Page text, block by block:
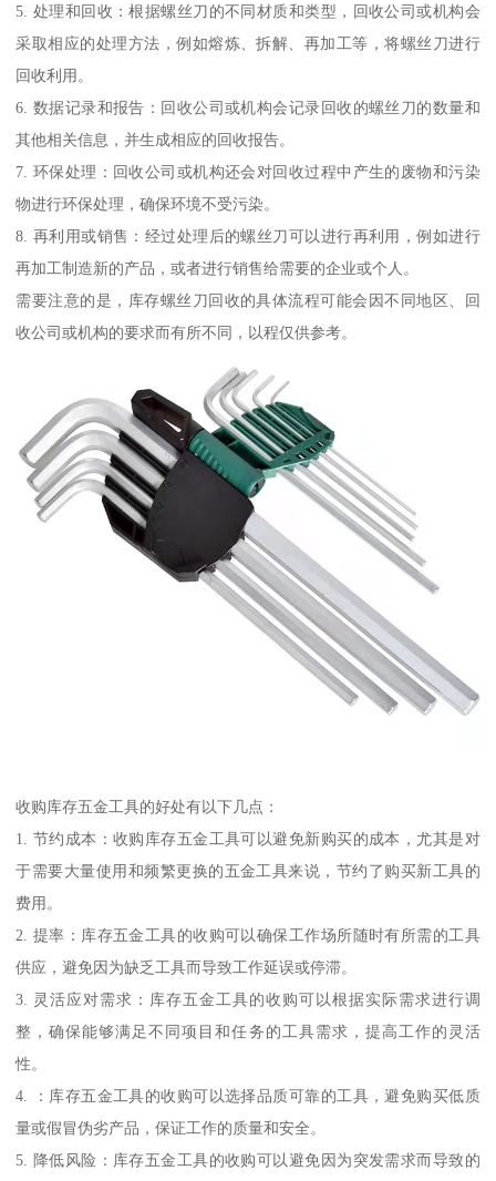
5. 处理和回收：根据螺丝刀的不同材质和类型，回收公司或机构会
采取相应的处理方法，例如熔炼、拆解、再加工等，将螺丝刀进行
回收利用。
6. 数据记录和报告：回收公司或机构会记录回收的螺丝刀的数量和
其他相关信息，并生成相应的回收报告。
7. 环保处理：回收公司或机构还会对回收过程中产生的废物和污染
物进行环保处理，确保环境不受污染。
8. 再利用或销售：经过处理后的螺丝刀可以进行再利用，例如进行
再加工制造新的产品，或者进行销售给需要的企业或个人。
需要注意的是，库存螺丝刀回收的具体流程可能会因不同地区、回
收公司或机构的要求而有所不同，以程仅供参考。
收购库存五金工具的好处有以下几点：
1. 节约成本：收购库存五金工具可以避免新购买的成本，尤其是对
于需要大量使用和频繁更换的五金工具来说，节约了购买新工具的
费用。
2. 提率：库存五金工具的收购可以确保工作场所随时有所需的工具
供应，避免因为缺乏工具而导致工作延误或停滞。
3. 灵活应对需求：库存五金工具的收购可以根据实际需求进行调
整，确保能够满足不同项目和任务的工具需求，提高工作的灵活
性。
4. ：库存五金工具的收购可以选择品质可靠的工具，避免购买低质
量或假冒伪劣产品，保证工作的质量和安全。
5. 降低风险：库存五金工具的收购可以避免因为突发需求而导致的